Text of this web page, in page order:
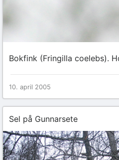
Bokfink (Fringilla coelebs).
10. april 2005
Sel på Gunnarsete